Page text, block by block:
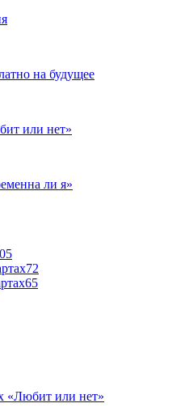
на будущее
или нет»
ли я»
72
65
«Любит или нет»